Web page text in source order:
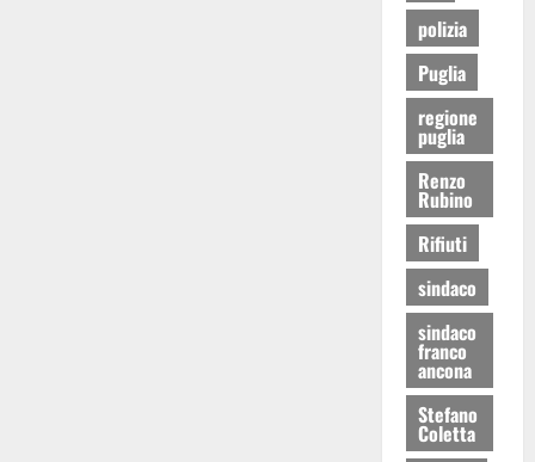
polizia
Puglia
regione
puglia
Renzo
Rubino
Rifiuti
sindaco
sindaco
franco
ancona
Stefano
Coletta